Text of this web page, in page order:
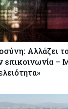
Αλλάζει
επικοινωνία –